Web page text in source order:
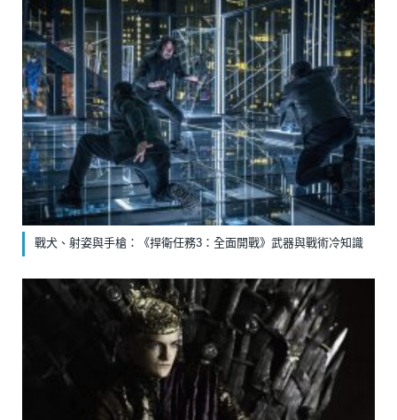
戰犬、射姿與手槍：《捍衛任務3：全面開戰》武器與戰術冷知識